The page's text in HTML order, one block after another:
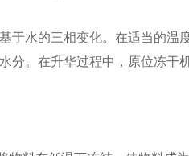
水的三相变化。在适当的温
分。在升华过程中，原位冻干